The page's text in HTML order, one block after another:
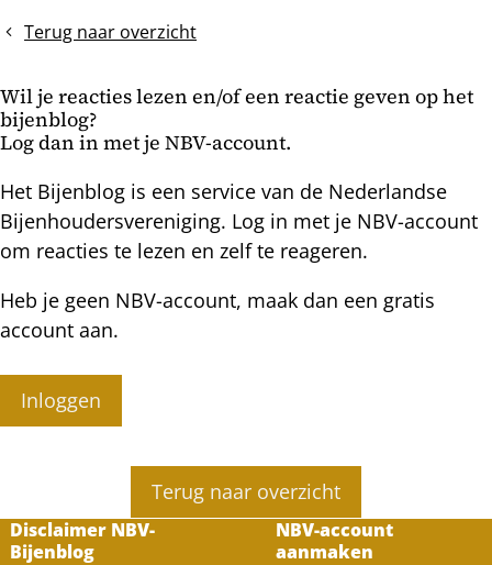
op Terug naar overzicht
Wil je reacties lezen en/of een reactie geven op het
bijenblog?
Log dan in met je NBV-account.
Het Bijenblog is een service van de Nederlandse
Bijenhoudersvereniging. Log in met je NBV-account
om reacties te lezen en zelf te reageren.
Heb je geen NBV-account, maak dan een gratis
account aan.
Inloggen
Terug naar overzicht
Disclaimer NBV-
Bijenblog
NBV-account
aanmaken